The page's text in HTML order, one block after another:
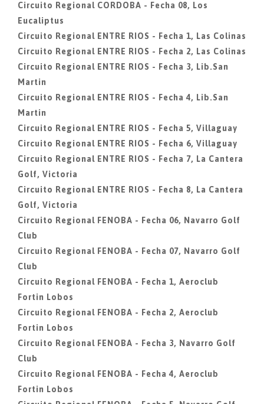
Circuito Regional CORDOBA - Fecha 08, Los
Eucaliptus
Circuito Regional ENTRE RIOS - Fecha 1, Las Colinas
Circuito Regional ENTRE RIOS - Fecha 2, Las Colinas
Circuito Regional ENTRE RIOS - Fecha 3, Lib.San
Martin
Circuito Regional ENTRE RIOS - Fecha 4, Lib.San
Martin
Circuito Regional ENTRE RIOS - Fecha 5, Villaguay
Circuito Regional ENTRE RIOS - Fecha 6, Villaguay
Circuito Regional ENTRE RIOS - Fecha 7, La Cantera
Golf, Victoria
Circuito Regional ENTRE RIOS - Fecha 8, La Cantera
Golf, Victoria
Circuito Regional FENOBA - Fecha 06, Navarro Golf
Club
Circuito Regional FENOBA - Fecha 07, Navarro Golf
Club
Circuito Regional FENOBA - Fecha 1, Aeroclub
Fortin Lobos
Circuito Regional FENOBA - Fecha 2, Aeroclub
Fortin Lobos
Circuito Regional FENOBA - Fecha 3, Navarro Golf
Club
Circuito Regional FENOBA - Fecha 4, Aeroclub
Fortin Lobos